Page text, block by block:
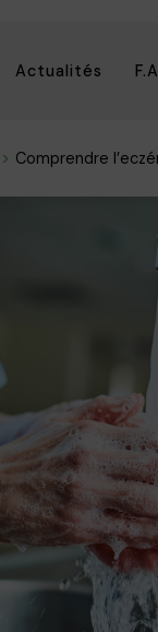
Actualités
Comprendre